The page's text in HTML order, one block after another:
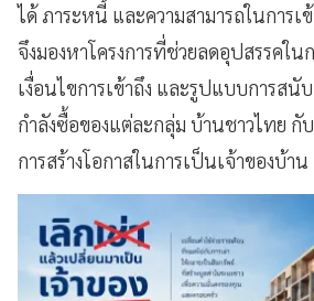
ได้ ภาระหนี้ และความสามารถในการเ
จึงมองหาโครงการที่ช่วยลดอุปสรรคใน
เงื่อนไขการเข้าถึง และรูปแบบการส
กำลังซื้อของแต่ละกลุ่ม บ้านชาวไทย กั
การสร้างโอกาสในการเป็นเจ้าของบ้าน